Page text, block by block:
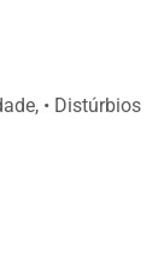
• Distúrbios